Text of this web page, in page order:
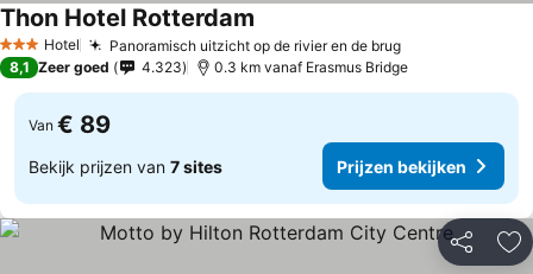
3 SterrenHotel Panoramisch uitzicht op de rivier en de brug
Thon Hotel Rotterdam
8,1 Zeer goed 4.323 0.3 km vanaf Erasmus Bridge
Van € 89
Bekijk prijzen van 7 sites Prijzen bekijken
Delen